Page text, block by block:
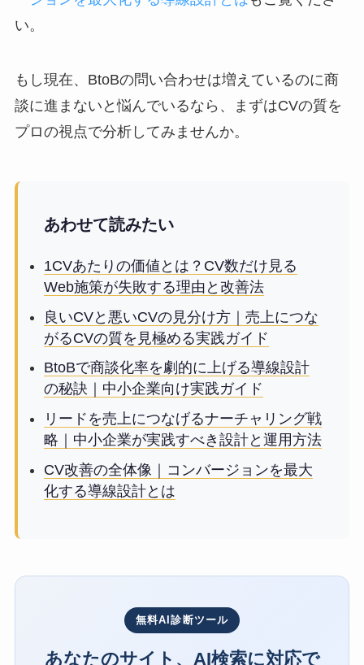
い。
もし現在、BtoBの問い合わせは増えているのに商
談に進まないと悩んでいるなら、まずはCVの質を
プロの視点で分析してみませんか。
あわせて読みたい
1CVあたりの価値とは？CV数だけ見る
Web施策が失敗する理由と改善法
良いCVと悪いCVの見分け方｜売上につな
がるCVの質を見極める実践ガイド
BtoBで商談化率を劇的に上げる導線設計
の秘訣｜中小企業向け実践ガイド
リードを売上につなげるナーチャリング戦
略｜中小企業が実践すべき設計と運用方法
CV改善の全体像｜コンバージョンを最大
化する導線設計とは
無料AI診断ツール
あなたのサイト、AI検索に対応で